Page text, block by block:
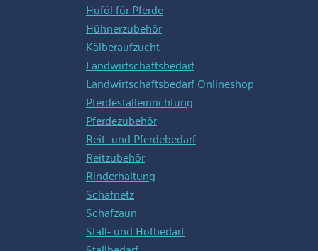
Huföl für Pferde
Hühnerzubehör
Kälberaufzucht
Landwirtschaftsbedarf
Landwirtschaftsbedarf Onlineshop
Pferdestalleinrichtung
Pferdezubehör
Reit- und Pferdebedarf
Reitzubehör
Rinderhaltung
Schafnetz
Schafzaun
Stall- und Hofbedarf